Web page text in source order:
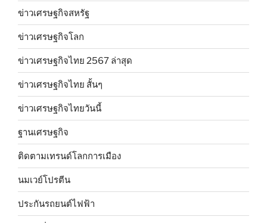
ข่าวเศรษฐกิจสหรัฐ
ข่าวเศรษฐกิจโลก
ข่าวเศรษฐกิจไทย 2567 ล่าสุด
ข่าวเศรษฐกิจไทย สั้นๆ
ข่าวเศรษฐกิจไทยวันนี้
ฐานเศรษฐกิจ
ติดตามเทรนด์โลกการเมือง
นมเวย์โปรตีน
ประกันรถยนต์ไฟฟ้า